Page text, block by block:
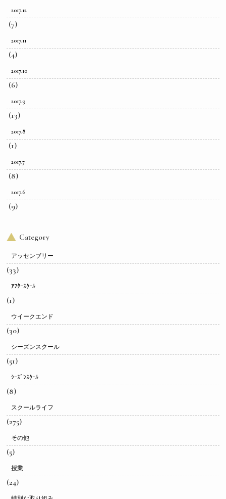
2017.12
(7)
2017.11
(4)
2017.10
(6)
2017.9
(13)
2017.8
(1)
2017.7
(8)
2017.6
(9)
Category
アッセンブリー
(33)
ｱﾌﾀｰｽｸｰﾙ
(1)
ウイークエンド
(30)
シーズンスクール
(51)
ｼｰｽﾞﾝｽｸｰﾙ
(8)
スクールライフ
(275)
その他
(5)
授業
(24)